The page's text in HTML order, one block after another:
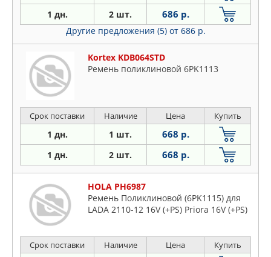
1 дн. 2 шт. 686 р.
Другие предложения (5) от 686 р.
Kortex KDB064STD
Ремень поликлиновой 6PK1113
Срок поставки Наличие Цена Купить
1 дн. 1 шт. 668 р.
1 дн. 2 шт. 668 р.
HOLA PH6987
Ремень Поликлиновой (6PK1115) для
LADA 2110-12 16V (+PS) Priora 16V (+PS)
Срок поставки Наличие Цена Купить